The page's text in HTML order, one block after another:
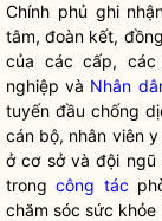
Chính phủ ghi
tâm, đoàn kết,
của các cấp, các
nghiệp và Nhân
tuyến đầu chống
cán bộ, nhân viên
ở cơ sở và đội
trongcông tác
chăm sóc sức khỏe